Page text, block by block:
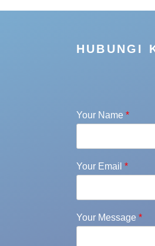
HUBUNGI
Your Name *
Your Email *
Your Message *